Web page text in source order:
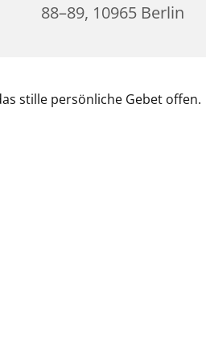
88–89, 10965 Berlin
stille persönliche Gebet offen.